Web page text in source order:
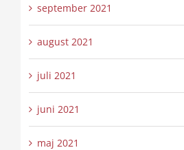
september 2021
august 2021
juli 2021
juni 2021
maj 2021